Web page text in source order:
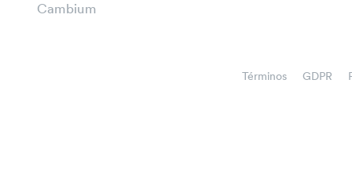
Cambium
Términos GDPR